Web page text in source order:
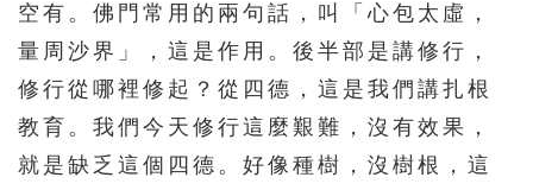
空有。佛門常用的兩句話，叫「心包太虛，
量周沙界」，這是作用。後半部是講修行，
修行從哪裡修起？從四德，這是我們講扎根
教育。我們今天修行這麼艱難，沒有效果，
就是缺乏這個四德。好像種樹，沒樹根，這